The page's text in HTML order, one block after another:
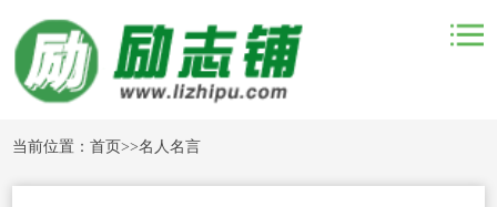
当前位置：首页>>名人名言